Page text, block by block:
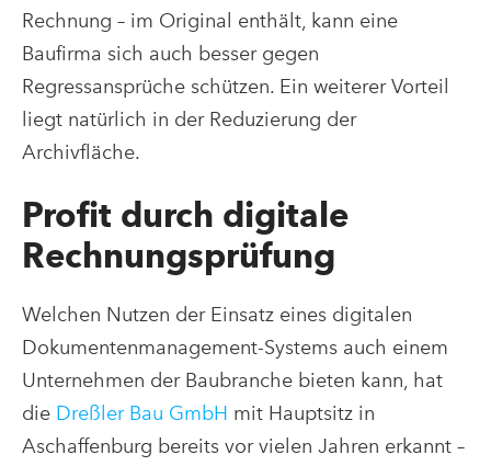
Rechnung – im Original enthält, kann eine
Baufirma sich auch besser gegen
Regressansprüche schützen. Ein weiterer Vorteil
liegt natürlich in der Reduzierung der
Archivfläche.
Profit durch digitale
Rechnungsprüfung
Welchen Nutzen der Einsatz eines digitalen
Dokumentenmanagement-Systems auch einem
Unternehmen der Baubranche bieten kann, hat
die Dreßler Bau GmbH mit Hauptsitz in
Aschaffenburg bereits vor vielen Jahren erkannt –